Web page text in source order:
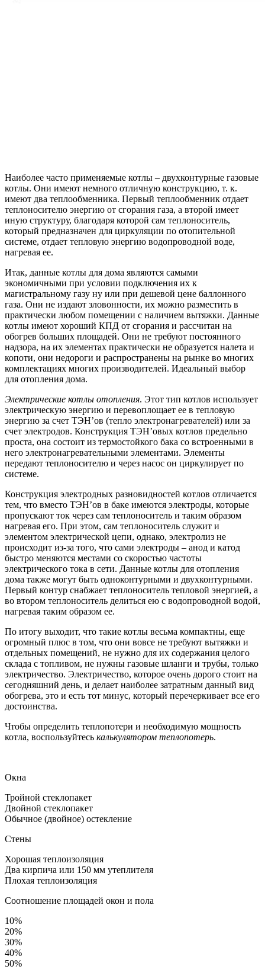
Наиболее часто применяемые котлы – двухконтурные газовые
котлы. Они имеют немного отличную конструкцию, т. к.
имеют два теплообменника. Первый теплообменник отдает
теплоносителю энергию от сгорания газа, а второй имеет
иную структуру, благодаря которой сам теплоноситель,
который предназначен для циркуляции по отопительной
системе, отдает тепловую энергию водопроводной воде,
нагревая ее.
Итак, данные котлы для дома являются самыми
экономичными при условии подключения их к
магистральному газу ну или при дешевой цене баллонного
газа. Они не издают зловонности, их можно разместить в
практически любом помещении с наличием вытяжки. Данные
котлы имеют хороший КПД от сгорания и рассчитан на
обогрев больших площадей. Они не требуют постоянного
надзора, на их элементах практически не образуется налета и
копоти, они недороги и распространены на рынке во многих
комплектациях многих производителей. Идеальный выбор
для отопления дома.
Электрические котлы отопления. Этот тип котлов использует
электрическую энергию и перевоплощает ее в тепловую
энергию за счет ТЭН’ов (тепло электронагревателей) или за
счет электродов. Конструкция ТЭН’овых котлов предельно
проста, она состоит из термостойкого бака со встроенными в
него электронагревательными элементами. Элементы
передают теплоносителю и через насос он циркулирует по
системе.
Конструкция электродных разновидностей котлов отличается
тем, что вместо ТЭН’ов в баке имеются электроды, которые
пропускают ток через сам теплоноситель и таким образом
нагревая его. При этом, сам теплоноситель служит и
элементом электрической цепи, однако, электролиз не
происходит из-за того, что сами электроды – анод и катод
быстро меняются местами со скоростью частоты
электрического тока в сети. Данные котлы для отопления
дома также могут быть одноконтурными и двухконтурными.
Первый контур снабжает теплоноситель тепловой энергией, а
во втором теплоноситель делиться ею с водопроводной водой,
нагревая таким образом ее.
По итогу выходит, что такие котлы весьма компактны, еще
огромный плюс в том, что они вовсе не требуют вытяжки и
отдельных помещений, не нужно для их содержания целого
склада с топливом, не нужны газовые шланги и трубы, только
электричество. Электричество, которое очень дорого стоит на
сегодняшний день, и делает наиболее затратным данный вид
обогрева, это и есть тот минус, который перечеркивает все его
достоинства.
Чтобы определить теплопотери и необходимую мощность
котла, воспользуйтесь калькулятором теплопотерь.
Окна
Тройной стеклопакет
Двойной стеклопакет
Обычное (двойное) остекление
Стены
Хорошая теплоизоляция
Два кирпича или 150 мм утеплителя
Плохая теплоизоляция
Соотношение площадей окон и пола
10%
20%
30%
40%
50%